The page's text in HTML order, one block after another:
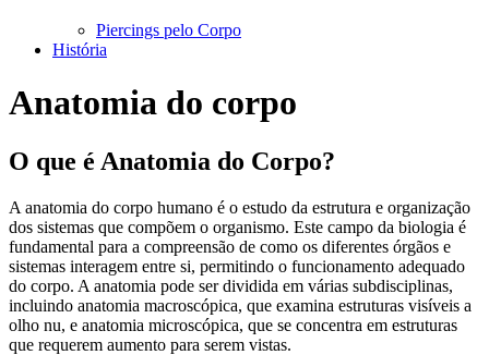
Piercings pelo Corpo
História
Anatomia do corpo
O que é Anatomia do Corpo?
A anatomia do corpo humano é o estudo da estrutura e organização
dos sistemas que compõem o organismo. Este campo da biologia é
fundamental para a compreensão de como os diferentes órgãos e
sistemas interagem entre si, permitindo o funcionamento adequado
do corpo. A anatomia pode ser dividida em várias subdisciplinas,
incluindo anatomia macroscópica, que examina estruturas visíveis a
olho nu, e anatomia microscópica, que se concentra em estruturas
que requerem aumento para serem vistas.